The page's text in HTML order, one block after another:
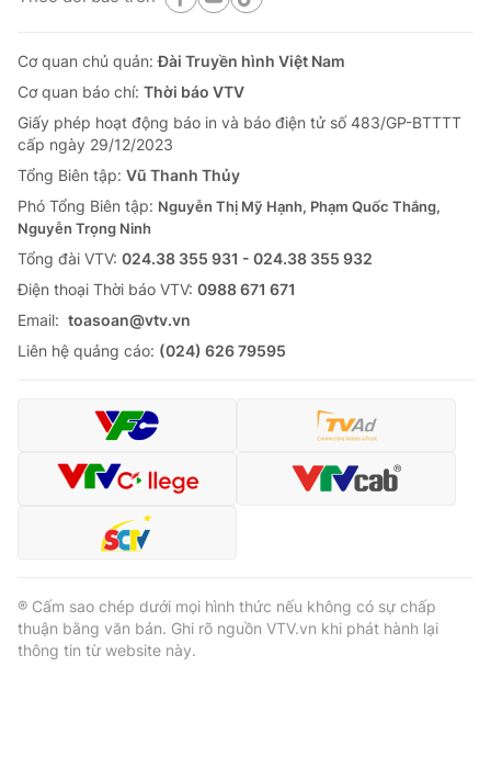
Cơ quan chủ quản:Đài Truyền hình Việt Nam
Cơ quan báo chí: Thời báo VTV
Giấy phép hoạt động báo in và báo điện tử số 483/GP-BTTTT
cấp ngày 29/12/2023
Tổng Biên tập: Vũ Thanh Thủy
Phó Tổng Biên tập: Nguyễn Thị Mỹ Hạnh, Phạm Quốc Thắng,
Nguyễn Trọng Ninh
Tổng đài VTV: 024.38 355 931 - 024.38 355 932
Ðiện thoại Thời báo VTV: 0988 671 671
Email: toasoan@vtv.vn
Liên hệ quảng cáo: (024) 626 79595
® Cấm sao chép dưới mọi hình thức nếu không có sự chấp
thuận bằng văn bản. Ghi rõ nguồn VTV.vn khi phát hành lại
thông tin từ website này.